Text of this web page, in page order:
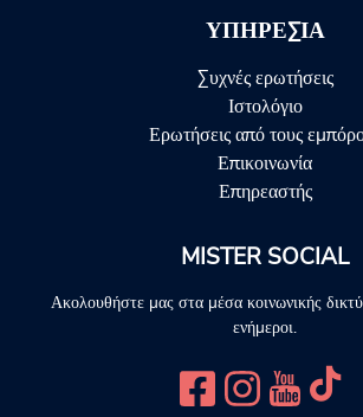
ΥΠΗΡΕΣΊΑ
Συχνές ερωτήσεις
Ιστολόγιο
Ερωτήσεις από τους
Επικοινωνία
Επηρεαστής
MISTER SOCIAL
Ακολουθήστε μας στα μέσα κοινωνικής
ενήμεροι.